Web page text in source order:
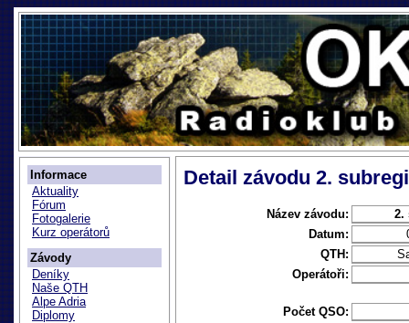
Informace
Aktuality
Fórum
Fotogalerie
Kurz operátorů
Závody
Deníky
Naše QTH
Alpe Adria
Diplomy
Detail závodu 2.
Název závodu:
2.
Datum:
QTH:
Operátoři:
Počet QSO: